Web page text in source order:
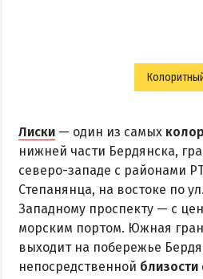
Лиски — один из самых
нижней части Бердянска,
северо-западе с районами
Степанянца, на востоке по
Западному проспекту — с
морским портом. Южная
выходит на побережье
непосредственной близости